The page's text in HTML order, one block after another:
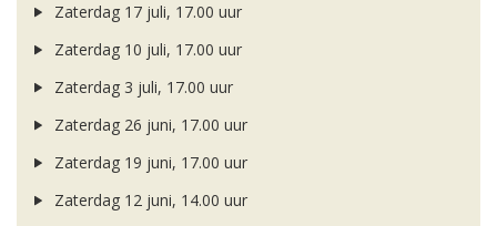
Zaterdag 17 juli, 17.00 uur
Zaterdag 10 juli, 17.00 uur
Zaterdag 3 juli, 17.00 uur
Zaterdag 26 juni, 17.00 uur
Zaterdag 19 juni, 17.00 uur
Zaterdag 12 juni, 14.00 uur